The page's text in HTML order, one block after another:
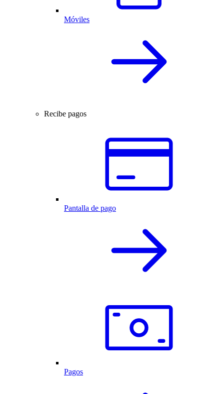
Móviles
Recibe pagos
Pantalla de pago
Pagos